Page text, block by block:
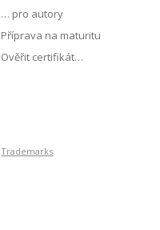
… pro autory
Příprava na maturitu
Ověřit certifikát…
Trademarks